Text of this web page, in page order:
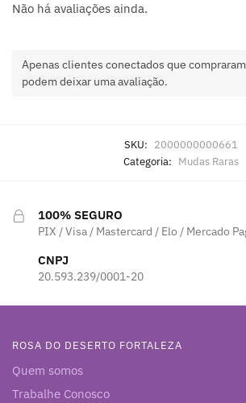
Não há avaliações ainda.
Apenas clientes conectados que
podem deixar uma avaliação.
SKU: 2000000000661
Categoria: Mudas Raras
100% SEGURO
PIX / Visa / Mastercard / Elo / Mercado
CNPJ
20.593.239/0001-20
ROSA DO DESERTO FORTALEZA
Quem somos
Trabalhe Conosco